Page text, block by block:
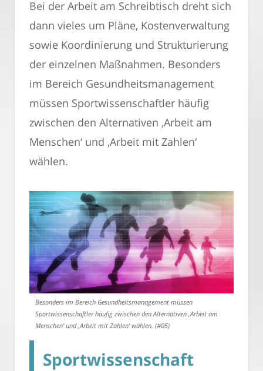
Bei der Arbeit am Schreibtisch dreht sich
dann vieles um Pläne, Kostenverwaltung
sowie Koordinierung und Strukturierung
der einzelnen Maßnahmen. Besonders
im Bereich Gesundheitsmanagement
müssen Sportwissenschaftler häufig
zwischen den Alternativen ‚Arbeit am
Menschen‘ und ‚Arbeit mit Zahlen‘
wählen.
Besonders im Bereich Gesundheitsmanagement müssen
Sportwissenschaftler häufig zwischen den Alternativen ‚Arbeit am
Menschen‘ und ‚Arbeit mit Zahlen‘ wählen. (#05)
Sportwissenschaft